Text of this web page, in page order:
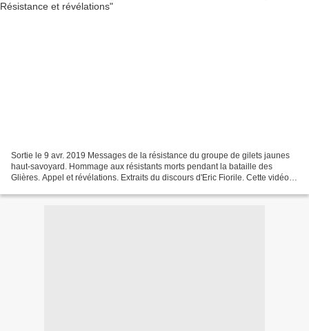
Sortie le 9 avr. 2019 Messages de la résistance du groupe de gilets jaunes
haut-savoyard. Hommage aux résistants morts pendant la bataille des
Glières. Appel et révélations. Extraits du discours d'Eric Fiorile. Cette vidéo